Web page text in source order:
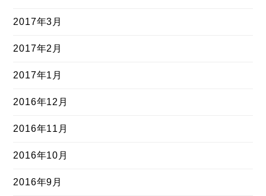
2017年3月
2017年2月
2017年1月
2016年12月
2016年11月
2016年10月
2016年9月